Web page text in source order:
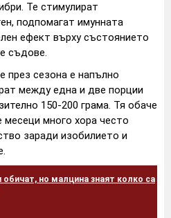
Те стимулират
подпомагат имунната
ефект върху състоянието
съдове.
през сезона е напълно
между една и две порции
150-200 грама. Тя обаче
месеци много хора често
заради изобилието и
обичат, но малцина знаят колко са